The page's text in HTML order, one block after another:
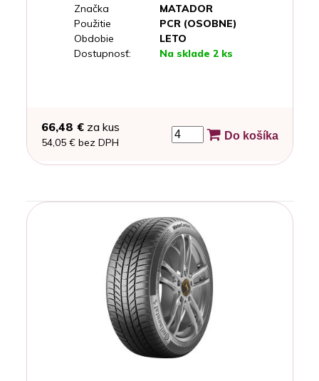
Značka
MATADOR
Použitie
PCR (OSOBNE)
Obdobie
LETO
Dostupnosť:
Na sklade 2 ks
66,48 €za kus
54,05 € bez DPH
Do košíka